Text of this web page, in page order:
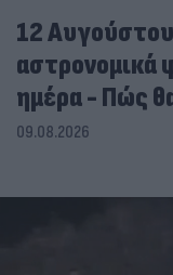
12
αστρονομικά
ημέρα - Πώς
09.08.2026